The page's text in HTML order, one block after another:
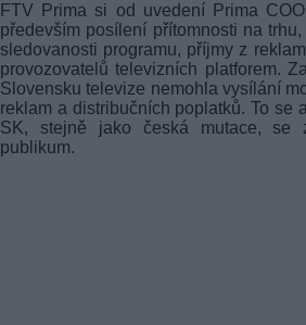
FTV Prima si od uvedení Prima
především posílení přítomnosti na
sledovanosti programu, příjmy z
provozovatelů televizních platforem.
Slovensku televize nemohla vysílání
reklam a distribučních poplatků. To se
SK, stejně jako česká mutace, se
publikum.